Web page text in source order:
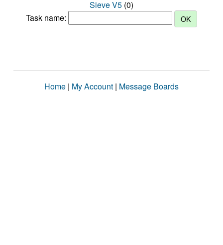
Sieve V5 (0)
Task name:
Home | My Account | Message Boards